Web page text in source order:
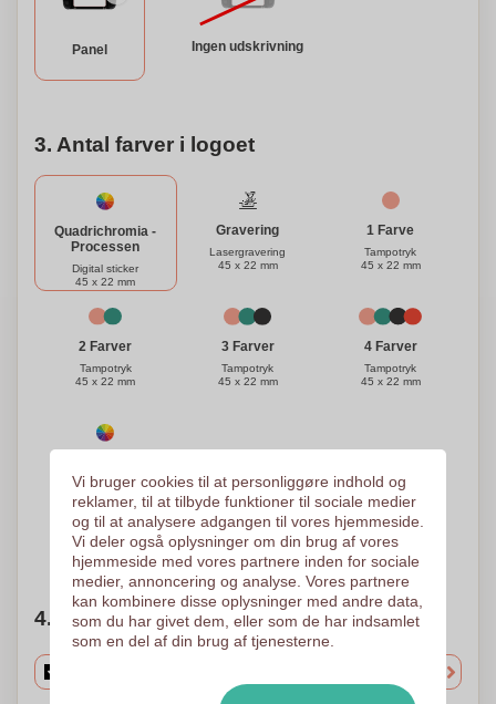
Panel Ingen udskrivning
3. Antal farver i logoet
Quadrichromia -
Processen
Digital sticker
45 x 22 mm
Gravering
Lasergravering
45 x 22 mm
1 Farve
Tampotryk
45 x 22 mm
2 Farver
Tampotryk
45 x 22 mm
3 Farver
Tampotryk
45 x 22 mm
4 Farver
Tampotryk
45 x 22 mm
Processen
Søndag
45 x 22 mm
Brug for hjælp?Hjælp mig med at vælge
4. Vælg mængden
Vi bruger cookies til at personliggøre indhold og
reklamer, til at tilbyde funktioner til sociale medier
og til at analysere adgangen til vores hjemmeside.
Vi deler også oplysninger om din brug af vores
hjemmeside med vores partnere inden for sociale
medier, annoncering og analyse. Vores partnere
kan kombinere disse oplysninger med andre data,
som du har givet dem, eller som de har indsamlet
som en del af din brug af tjenesterne.